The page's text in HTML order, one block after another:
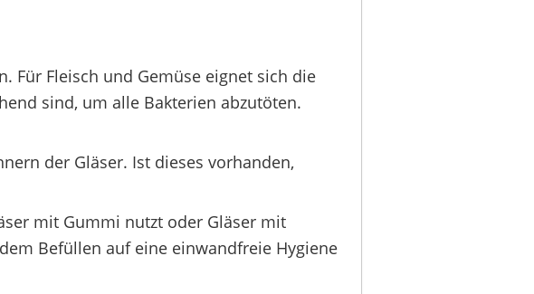
Für Fleisch und Gemüse eignet sich die
sind, um alle Bakterien abzutöten.
der Gläser. Ist dieses vorhanden,
mit Gummi nutzt oder Gläser mit
Befüllen auf eine einwandfreie Hygiene